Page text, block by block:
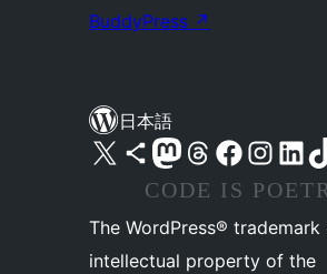
BuddyPress ↗
日本語
X (旧 Twitter) アカウントへ Bluesky アカウントへ Mastodon アカウントへ Threads アカウントへ Facebook ページへ Instagram アカウントへ LinkedIn アカウントへTikTok ア
CODE IS
The WordPress® trademark
intellectual property of the